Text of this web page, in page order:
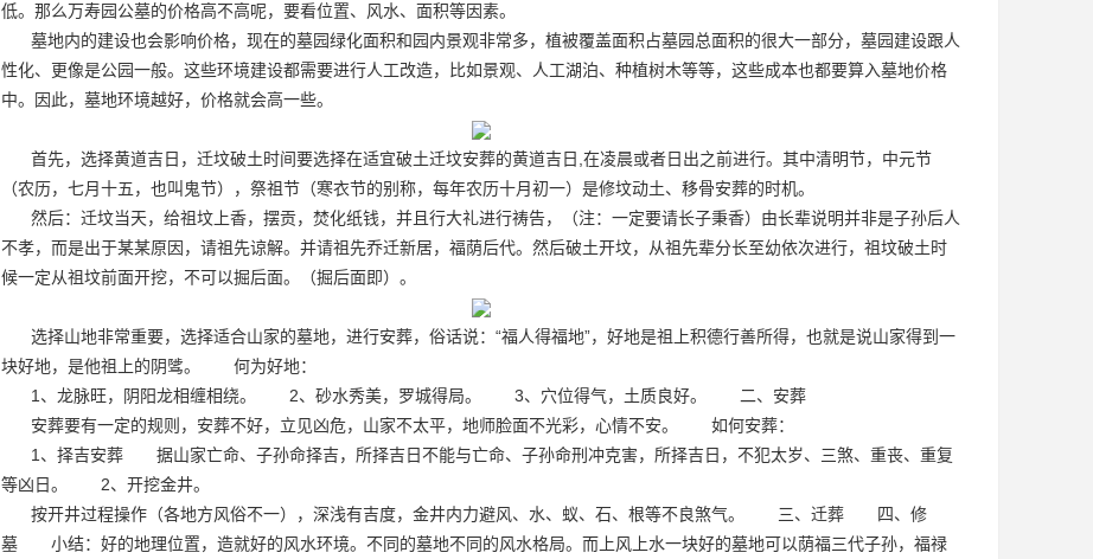
低。那么万寿园公墓的价格高不高呢，要看位置、风水、面积等因素。
墓地内的建设也会影响价格，现在的墓园绿化面积和园内景观非常多，植被覆盖面积占墓园总面积的很大一部分，墓园建设跟人
性化、更像是公园一般。这些环境建设都需要进行人工改造，比如景观、人工湖泊、种植树木等等，这些成本也都要算入墓地价格
中。因此，墓地环境越好，价格就会高一些。
首先，选择黄道吉日，迁坟破土时间要选择在适宜破土迁坟安葬的黄道吉日,在凌晨或者日出之前进行。其中清明节，中元节
（农历，七月十五，也叫鬼节），祭祖节（寒衣节的别称，每年农历十月初一）是修坟动土、移骨安葬的时机。
然后：迁坟当天，给祖坟上香，摆贡，焚化纸钱，并且行大礼进行祷告，（注：一定要请长子秉香）由长辈说明并非是子孙后人
不孝，而是出于某某原因，请祖先谅解。并请祖先乔迁新居，福荫后代。然后破土开坟，从祖先辈分长至幼依次进行，祖坟破土时
候一定从祖坟前面开挖，不可以掘后面。（掘后面即）。
选择山地非常重要，选择适合山家的墓地，进行安葬，俗话说：“福人得福地”，好地是祖上积德行善所得，也就是说山家得到一
块好地，是他祖上的阴骘。 何为好地：
1、龙脉旺，阴阳龙相缠相绕。 2、砂水秀美，罗城得局。 3、穴位得气，土质良好。 二、安葬
安葬要有一定的规则，安葬不好，立见凶危，山家不太平，地师脸面不光彩，心情不安。 如何安葬：
1、择吉安葬 据山家亡命、子孙命择吉，所择吉日不能与亡命、子孙命刑冲克害，所择吉日，不犯太岁、三煞、重丧、重复
等凶日。 2、开挖金井。
按开井过程操作（各地方风俗不一），深浅有吉度，金井内力避风、水、蚁、石、根等不良煞气。 三、迁葬 四、修
墓 小结：好的地理位置，造就好的风水环境。不同的墓地不同的风水格局。而上风上水一块好的墓地可以荫福三代子孙，福禄